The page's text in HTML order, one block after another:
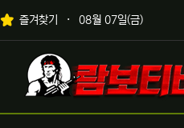
상단 네비
즐겨찾기 08월 07일(금)
메인 메뉴
로고